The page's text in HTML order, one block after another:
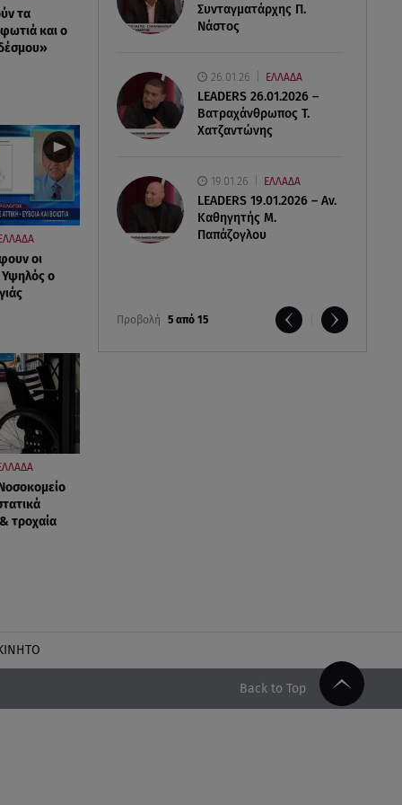
Συνταγματάρχης Π.
Νάστος
26.01.26 ΕΛΛΑΔΑ
LEADERS 26.01.2026 –
Βατραχάνθρωπος Τ.
Χατζαντώνης
19.01.26 ΕΛΛΑΔΑ
LEADERS 19.01.2026 – Αν.
Καθηγητής Μ.
Παπάζογλου
Προβολή 5 από 15
τα
και ο
ΕΛΛΑΔΑ
οι
Υψηλός ο
τροχαία
Back to Top